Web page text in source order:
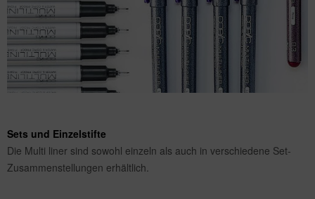
Sets und Einzelstifte
Die Multi liner sind sowohl einzeln als auch in verschiedene Set-
Zusammenstellungen erhältlich.